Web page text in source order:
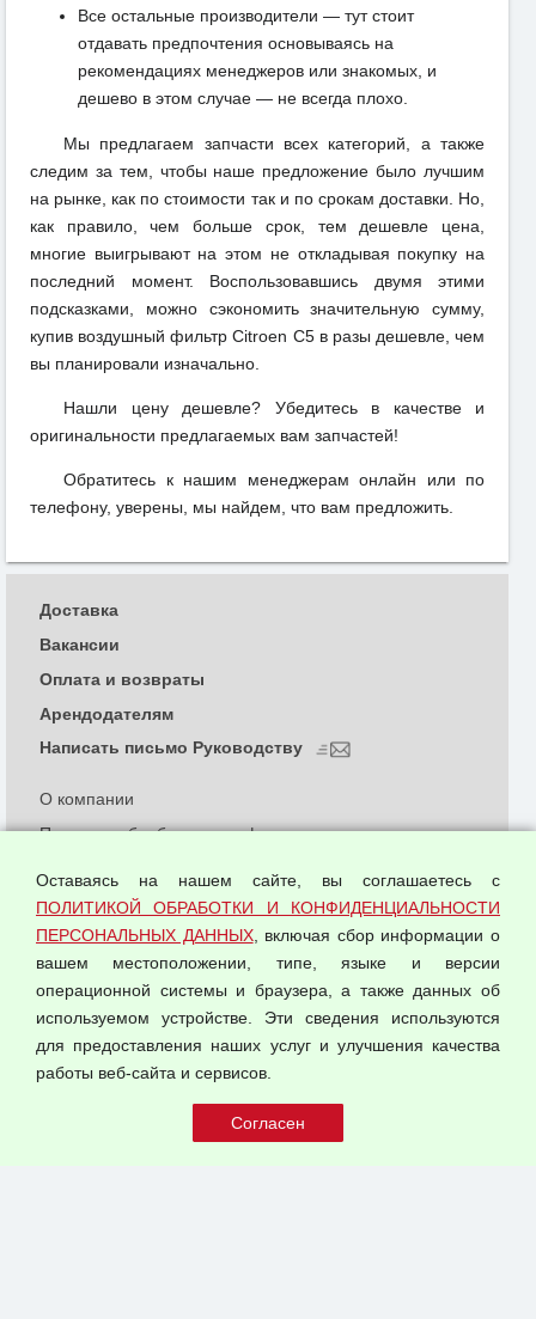
Все остальные производители — тут стоит
отдавать предпочтения основываясь на
рекомендациях менеджеров или знакомых, и
дешево в этом случае — не всегда плохо.
Мы предлагаем запчасти всех категорий, а также
следим за тем, чтобы наше предложение было лучшим
на рынке, как по стоимости так и по срокам доставки. Но,
как правило, чем больше срок, тем дешевле цена,
многие выигрывают на этом не откладывая покупку на
последний момент. Воспользовавшись двумя этими
подсказками, можно сэкономить значительную сумму,
купив воздушный фильтр Citroen C5 в разы дешевле, чем
вы планировали изначально.
Нашли цену дешевле? Убедитесь в качестве и
оригинальности предлагаемых вам запчастей!
Обратитесь к нашим менеджерам онлайн или по
телефону, уверены, мы найдем, что вам предложить.
© 2026 ООО "Феникс"
О компании
Политика обработки и конфиденциальности
Согласием на обработку персональных данных
Оферта оптовой купли-продажи
Публичная оферта
Доставка
Вакансии
Оплата и возвраты
Арендодателям
Написать письмо Руководству
Оставаясь на нашем сайте, вы соглашаетесь с
ПОЛИТИКОЙ ОБРАБОТКИ И КОНФИДЕНЦИАЛЬНОСТИ
ПЕРСОНАЛЬНЫХ ДАННЫХ, включая сбор информации о
вашем местоположении, типе, языке и версии
операционной системы и браузера, а также данных об
используемом устройстве. Эти сведения используются
для предоставления наших услуг и улучшения качества
работы веб-сайта и сервисов.